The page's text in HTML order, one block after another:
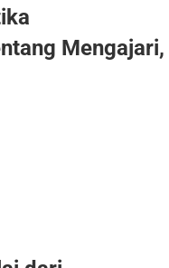
Mengajari,